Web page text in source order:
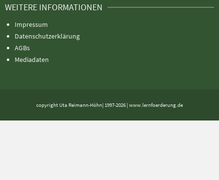
WEITERE INFORMATIONEN
Impressum
Datenschutzerklärung
AGBs
Mediadaten
copyright Uta Reimann-Höhn| 1997-2026 | www.lernfoerderung.de